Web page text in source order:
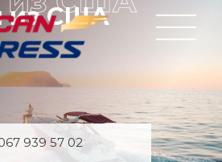
из США
939 57 02